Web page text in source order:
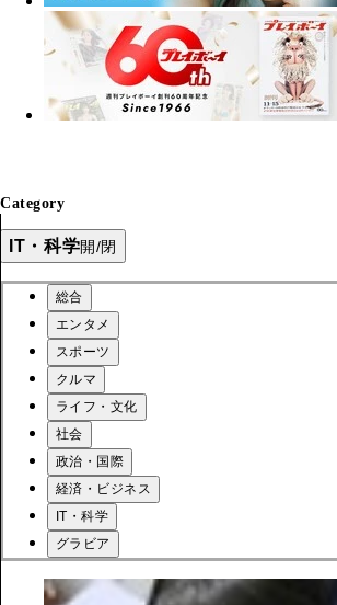
Category
IT・科学開/閉
総合
エンタメ
スポーツ
クルマ
ライフ・文化
社会
政治・国際
経済・ビジネス
IT・科学
グラビア